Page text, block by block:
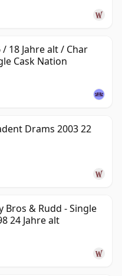
18 Jahre alt / Char
Cask Nation
Drams 2003 22
Bros & Rudd - Single
24 Jahre alt